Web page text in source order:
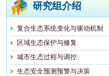
研究组介绍
复合生态系统变化与驱动机制
区域生态保护与修复
城市生态过程与调控
生态安全预测预警与决策